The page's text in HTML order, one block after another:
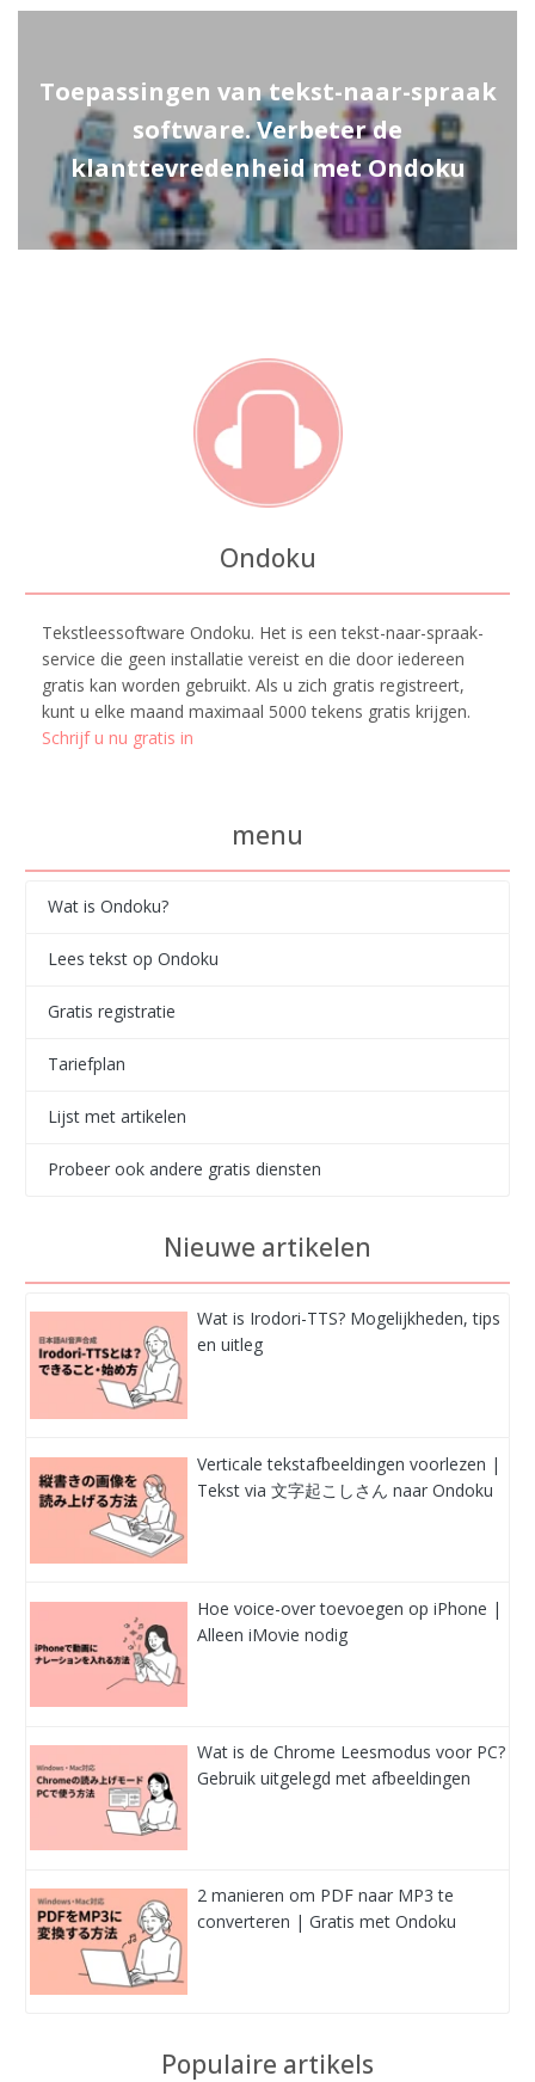
Toepassingen van tekst-naar-spraak
software. Verbeter de
klanttevredenheid met Ondoku
Ondoku
Tekstleessoftware Ondoku. Het is een tekst-naar-spraak-
service die geen installatie vereist en die door iedereen
gratis kan worden gebruikt. Als u zich gratis registreert,
kunt u elke maand maximaal 5000 tekens gratis krijgen.
Schrijf u nu gratis in
menu
Wat is Ondoku?
Lees tekst op Ondoku
Gratis registratie
Tariefplan
Lijst met artikelen
Probeer ook andere gratis diensten
Nieuwe artikelen
Wat is Irodori-TTS? Mogelijkheden, tips
en uitleg
Verticale tekstafbeeldingen voorlezen |
Tekst via 文字起こしさん naar Ondoku
Hoe voice-over toevoegen op iPhone |
Alleen iMovie nodig
Wat is de Chrome Leesmodus voor PC?
Gebruik uitgelegd met afbeeldingen
2 manieren om PDF naar MP3 te
converteren | Gratis met Ondoku
Populaire artikels